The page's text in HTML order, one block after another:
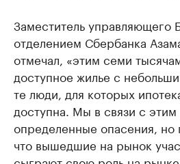
Заместитель управляющего
отделением Сбербанка
отмечал, «этим семи
доступное жилье с
те люди, для которых
доступна. Мы в связи с
определенные опасения, но
что вышедшие на рынок